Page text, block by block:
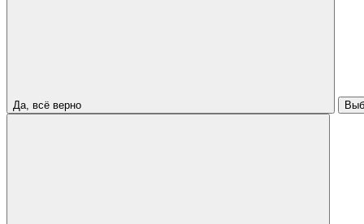
Да, всё верно